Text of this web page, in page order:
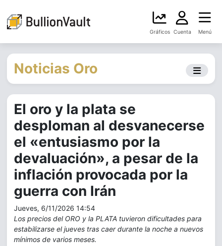
Gráficos Cuenta Menú
Noticias Oro
El oro y la plata se
desploman al desvanecerse
el «entusiasmo por la
devaluación», a pesar de la
inflación provocada por la
guerra con Irán
Jueves, 6/11/2026 14:54
Los precios del ORO y la PLATA tuvieron dificultades para
estabilizarse el jueves tras caer durante la noche a nuevos
mínimos de varios meses.